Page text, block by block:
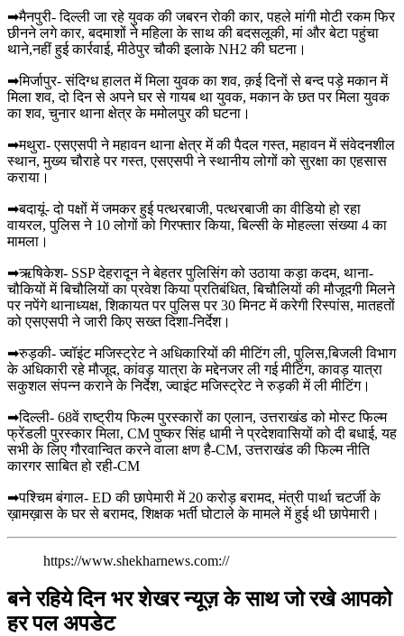
➡मैनपुरी- दिल्ली जा रहे युवक की जबरन रोकी कार, पहले मांगी मोटी रकम फिर
छीनने लगे कार, बदमाशों ने महिला के साथ की बदसलूकी, मां और बेटा पहुंचा
थाने,नहीं हुई कार्रवाई, मीठेपुर चौकी इलाके NH2 की घटना।
➡मिर्जापुर- संदिग्ध हालत में मिला युवक का शव, क़ई दिनों से बन्द पड़े मकान में
मिला शव, दो दिन से अपने घर से गायब था युवक, मकान के छत पर मिला युवक
का शव, चुनार थाना क्षेत्र के ममोलपुर की घटना।
➡मथुरा- एसएसपी ने महावन थाना क्षेत्र में की पैदल गस्त, महावन में संवेदनशील
स्थान, मुख्य चौराहे पर गस्त, एसएसपी ने स्थानीय लोगों को सुरक्षा का एहसास
कराया।
➡बदायूं- दो पक्षों में जमकर हुई पत्थरबाजी, पत्थरबाजी का वीडियो हो रहा
वायरल, पुलिस ने 10 लोगों को गिरफ्तार किया, बिल्सी के मोहल्ला संख्या 4 का
मामला।
➡ऋषिकेश- SSP देहरादून ने बेहतर पुलिसिंग को उठाया कड़ा कदम, थाना-
चौकियों में बिचौलियों का प्रवेश किया प्रतिबंधित, बिचौलियों की मौजूदगी मिलने
पर नपेंगे थानाध्यक्ष, शिकायत पर पुलिस पर 30 मिनट में करेगी रिस्पांस, मातहतों
को एसएसपी ने जारी किए सख्त दिशा-निर्देश।
➡रुड़की- ज्वॉइंट मजिस्ट्रेट ने अधिकारियों की मीटिंग ली, पुलिस,बिजली विभाग
के अधिकारी रहे मौजूद, कांवड़ यात्रा के मद्देनजर ली गई मीटिंग, कावड़ यात्रा
सकुशल संपन्न कराने के निर्देश, ज्वाइंट मजिस्ट्रेट ने रुड़की में ली मीटिंग।
➡दिल्ली- 68वें राष्ट्रीय फिल्म पुरस्कारों का एलान, उत्तराखंड को मोस्ट फिल्म
फ्रेंडली पुरस्कार मिला, CM पुष्कर सिंह धामी ने प्रदेशवासियों को दी बधाई, यह
सभी के लिए गौरवान्वित करने वाला क्षण है-CM, उत्तराखंड की फिल्म नीति
कारगर साबित हो रही-CM
➡पश्चिम बंगाल- ED की छापेमारी में 20 करोड़ बरामद, मंत्री पार्था चटर्जी के
ख़ामख़ास के घर से बरामद, शिक्षक भर्ती घोटाले के मामले में हुई थी छापेमारी।
https://www.shekharnews.com://
बने रहिये दिन भर शेखर न्यूज़ के साथ जो रखे आपको
हर पल अपडेट